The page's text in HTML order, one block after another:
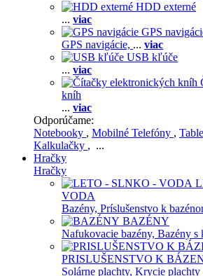
HDD externé
... viac
GPS
GPS navigácie, ... viac
USB kľúče
... viac
kníh
... viac
Odporúčame:
Notebooky , Mobilné Telefóny ,
Kalkulačky , ...
Hračky
Hračky
VODA
Bazény, Príslušenstvo k
BAZÉNY
Nafukovacie bazény, Bazény s
PRISLUŠENSTVO K
Solárne plachty, Krycie plachty